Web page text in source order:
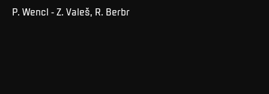
P. Wencl - Z. Valeš, R. Berbr